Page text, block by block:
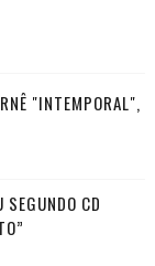
"INTEMPORAL",
SEGUNDO CD